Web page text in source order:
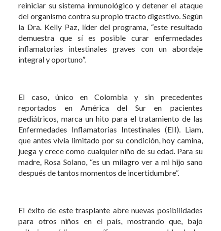
reiniciar su sistema inmunológico y detener el ataque
del organismo contra su propio tracto digestivo. Según
la Dra. Kelly Paz, líder del programa, “este resultado
demuestra que sí es posible curar enfermedades
inflamatorias intestinales graves con un abordaje
integral y oportuno”.
El caso, único en Colombia y sin precedentes
reportados en América del Sur en pacientes
pediátricos, marca un hito para el tratamiento de las
Enfermedades Inflamatorias Intestinales (EII). Liam,
que antes vivía limitado por su condición, hoy camina,
juega y crece como cualquier niño de su edad. Para su
madre, Rosa Solano, “es un milagro ver a mi hijo sano
después de tantos momentos de incertidumbre”.
El éxito de este trasplante abre nuevas posibilidades
para otros niños en el país, mostrando que, bajo